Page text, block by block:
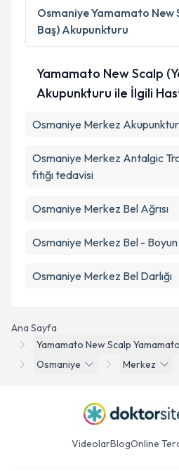
Kişisel verilerimin
Metni 'ni okudum ve
kapsamda işlenmesini
Takvim
Ana Sayfa
Yamamato New Scalp
Osmaniye
Merkez
OsmaniyeYamamato New
Baş) Akupunkturu
Yamamato New Scalp
Akupunkturu ile İlgili
Osmaniye Merkez Akupunktur
Osmaniye Merkez Antalgic
fıtığı tedavisi
Osmaniye Merkez Bel Ağrısı
Osmaniye Merkez Bel - Boyun
Osmaniye Merkez Bel Darlığı
VideolarBlogOnline